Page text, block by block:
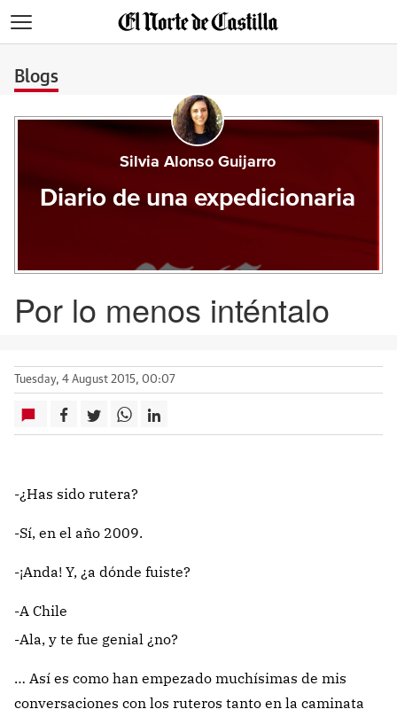
Blogs
Silvia Alonso Guijarro
Diario de una expedicionaria
Por lo menos inténtalo
Tuesday, 4 August 2015, 00:07
-¿Has sido rutera?
-Sí, en el año 2009.
-¡Anda! Y, ¿a dónde fuiste?
-A Chile
-Ala, y te fue genial ¿no?
… Así es como han empezado muchísimas de mis
conversaciones con los ruteros tanto en la caminata